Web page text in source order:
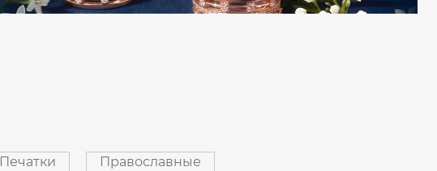
Печатки Православные